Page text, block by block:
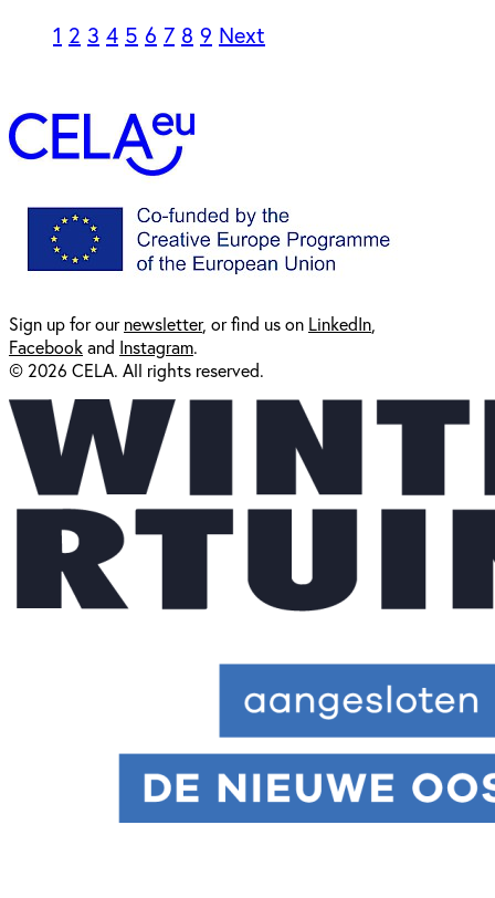
1 2 3 4 5 6 7 8 9 Next
Sign up for ournewsletter, or find us on LinkedIn
Facebookand Instagram.
© 2026 CELA. All rights reserved.